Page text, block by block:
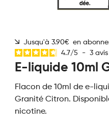
Jusqu'à 3.90€ en
4.7/5 - 3 avis
E-liquide 10ml
Flacon de 10ml de e-
Granité Citron.
nicotine.